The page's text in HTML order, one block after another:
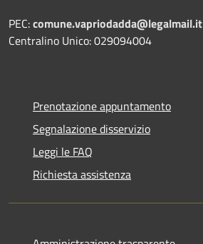
PEC:comune.vapriodadda@legalmail.it
Centralino Unico: 029094004
Prenotazione appuntamento
Segnalazione disservizio
Leggi le FAQ
Richiesta assistenza